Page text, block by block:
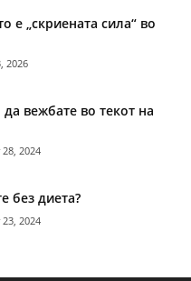
„скриената сила“ во
2026
да вежбате во текот на
2024
без диета?
2024